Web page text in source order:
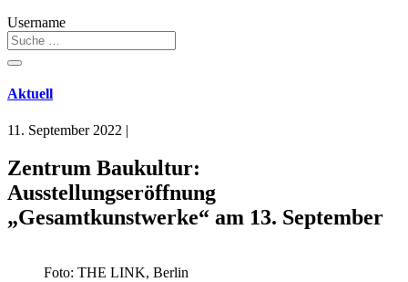
Username
Aktuell
11. September 2022 |
Zentrum Baukultur:
Ausstellungseröffnung
„Gesamtkunstwerke“ am 13. September
Foto: THE LINK, Berlin